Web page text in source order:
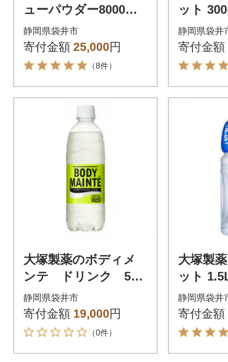
ューパウダー8000 1
L用粉末 25袋(48g×5
袋×5箱)
静岡県袋井市
寄付金額 25,000円
（8件）
ット
静岡県袋井
寄付金額
大塚製薬のボディメ
ンテ ドリンク 500
ml×24本
静岡県袋井市
寄付金額 19,000円
（0件）
大塚製
ット
静岡県袋井
寄付金額